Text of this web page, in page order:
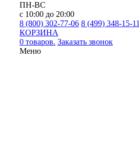
ПН-ВС
с 10:00 до 20:00
8 (800) 302-77-06 8 (499) 348-15-11
КОРЗИНА
0 товаров. Заказать звонок
Меню